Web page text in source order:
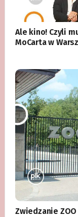
Ale kino! Czyli
MoCarta w
Zwiedzanie